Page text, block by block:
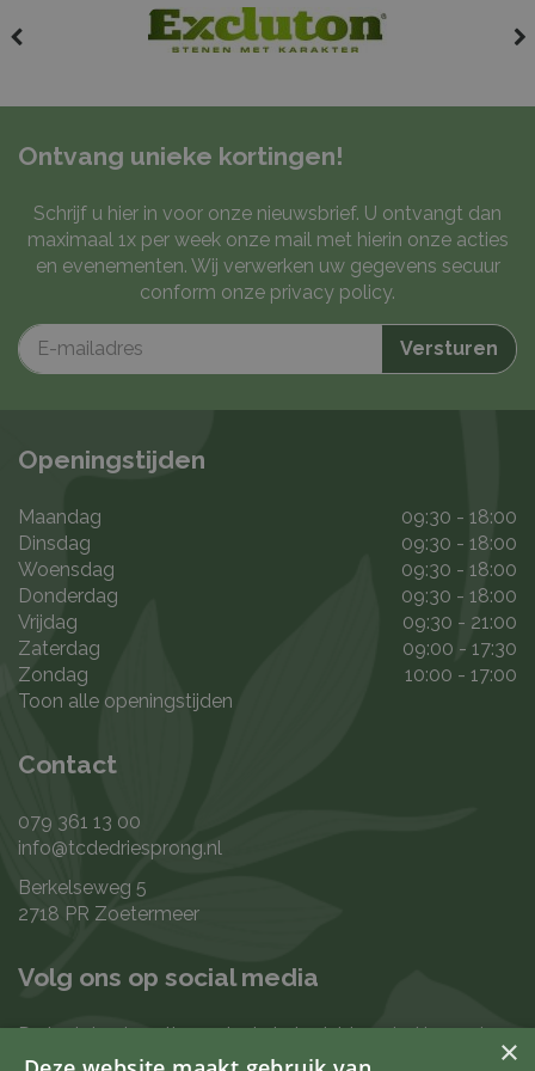
Ontvang unieke kortingen!
Schrijf u hier in voor onze nieuwsbrief. U ontvangt dan
maximaal 1x per week onze mail met hierin onze acties
en evenementen. Wij verwerken uw gegevens secuur
conform onze privacy policy.
Openingstijden
Maandag
09:30 - 18:00
Dinsdag
09:30 - 18:00
Woensdag
09:30 - 18:00
Donderdag
09:30 - 18:00
Vrijdag
09:30 - 21:00
Zaterdag
09:00 - 17:30
Zondag
10:00 - 17:00
Toon alle openingstijden
Contact
079 361 13 00
info@tcdedriesprong.nl
Berkelseweg 5
2718 PR Zoetermeer
Volg ons op social media
De laatste nieuwtjes en leukste berichten vind je op de
de volgende kanalen:
×